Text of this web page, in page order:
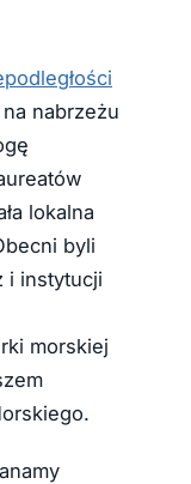
nabrzeżu
lokalna
byli
i instytucji
morskiej